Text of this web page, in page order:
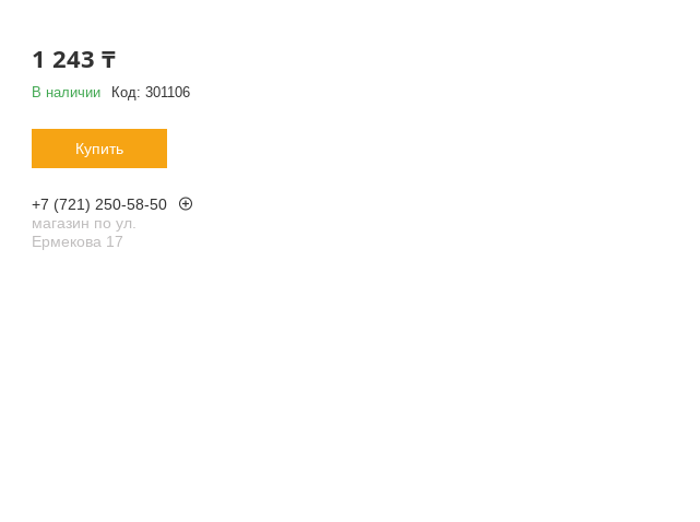
1 243 ₸
В наличии Код: 301106
Купить
+7 (721) 250-58-50
магазин по ул.
Ермекова 17